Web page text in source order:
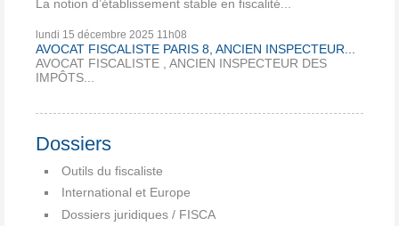
La notion d’établissement stable en fiscalité...
lundi 15 décembre 2025 11h08
AVOCAT FISCALISTE PARIS 8, ANCIEN INSPECTEUR...
AVOCAT FISCALISTE , ANCIEN INSPECTEUR DES
IMPÔTS...
Dossiers
Outils du fiscaliste
International et Europe
Dossiers juridiques / FISCA